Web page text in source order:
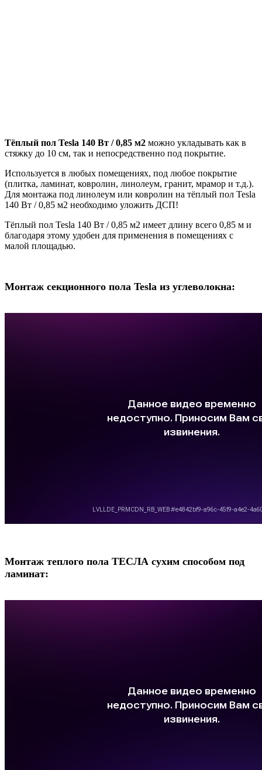
Тёплый пол Tesla 140 Вт / 0,85 м2 можно укладывать как в
стяжку до 10 см, так и непосредственно под покрытие.
Используется в любых помещениях, под любое покрытие
(плитка, ламинат, ковролин, линолеум, гранит, мрамор и т.д.).
Для монтажа под линолеум или ковролин на тёплый пол Tesla
140 Вт / 0,85 м2 необходимо уложить ДСП!
Тёплый пол Tesla 140 Вт / 0,85 м2 имеет длину всего 0,85 м и
благодаря этому удобен для применения в помещениях с
малой площадью.
Монтаж секционного пола Tesla из углеволокна:
Монтаж теплого пола ТЕСЛА сухим способом под
ламинат: